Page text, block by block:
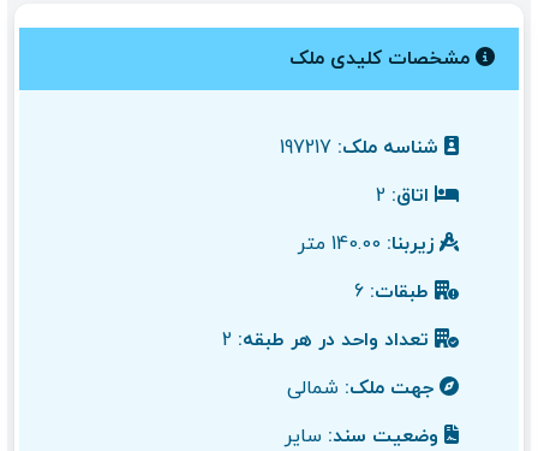
مشخصات کلیدی ملک
شناسه ملک:
اتاق:
زیربنا:
طبقات:
تعداد واحد در هر طبقه:
جهت ملک: شمالی
وضعیت سند: سایر